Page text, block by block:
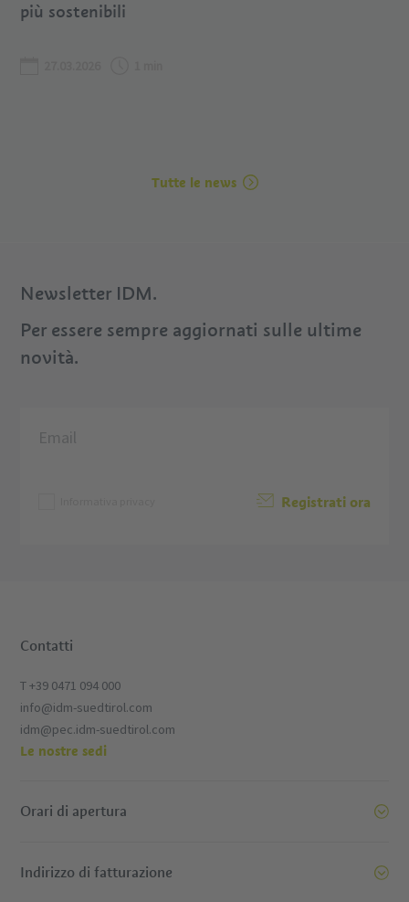
più sostenibili
Tutte le news
Newsletter IDM.
Per essere sempre aggiornati sulle ultime
novità.
Registrati ora
Contatti
T +39 0471 094 000
info@idm-suedtirol.com
idm@pec.idm-suedtirol.com
Le nostre sedi
Orari di apertura
Indirizzo di fatturazione